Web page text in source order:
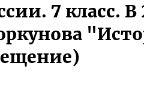
7 класс. В